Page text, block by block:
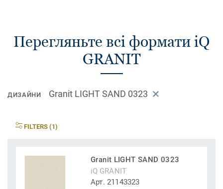
Перегляньте всі формати iQ
GRANIT
ДИЗАЙНИ Granit LIGHT SAND 0323
FILTERS (1)
Granit LIGHT SAND 0323
iQ GRANIT
Арт. 21143323